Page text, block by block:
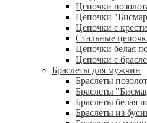
Цепочки
Цепочки
Цепочки с
Стальные
Цепочки белая
Цепочки с
Браслеты для мужчин
Браслеты
Браслеты
Браслеты белая
Браслеты из